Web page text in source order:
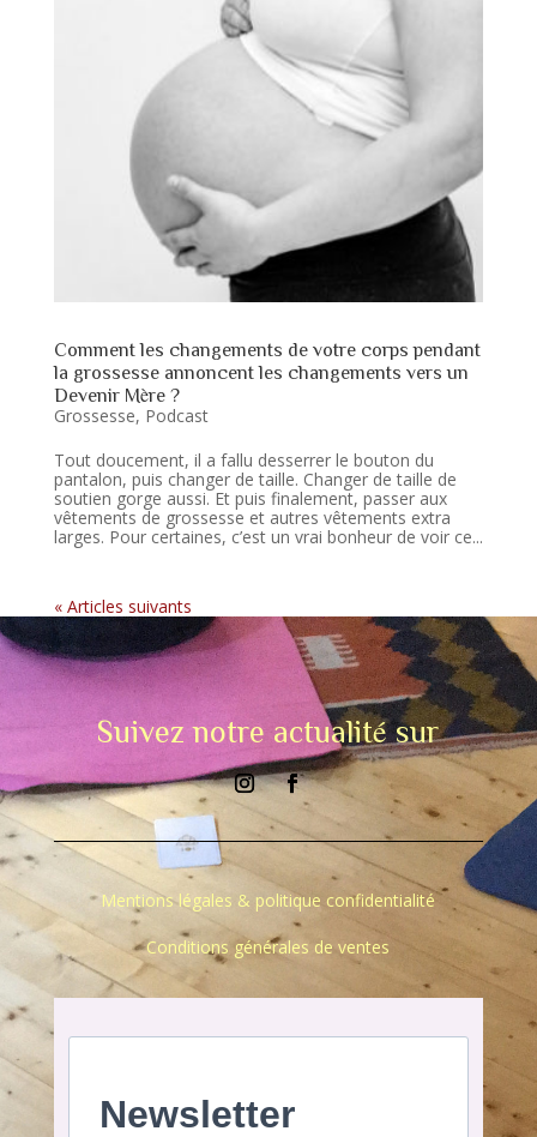
Comment les changements de votre corps pendant
la grossesse annoncent les changements vers un
Devenir Mère ?
Grossesse, Podcast
Tout doucement, il a fallu desserrer le bouton du
pantalon, puis changer de taille. Changer de taille de
soutien gorge aussi. Et puis finalement, passer aux
vêtements de grossesse et autres vêtements extra
larges. Pour certaines, c’est un vrai bonheur de voir ce...
« Entrées précédentes
Suivez notre actualité sur
Mentions légales & politique confidentialité
Conditions générales de ventes
Newsletter